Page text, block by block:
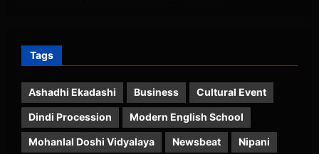
Tags
Ashadhi Ekadashi Business Cultural Event
Dindi Procession Modern English School
Mohanlal Doshi Vidyalaya Newsbeat Nipani